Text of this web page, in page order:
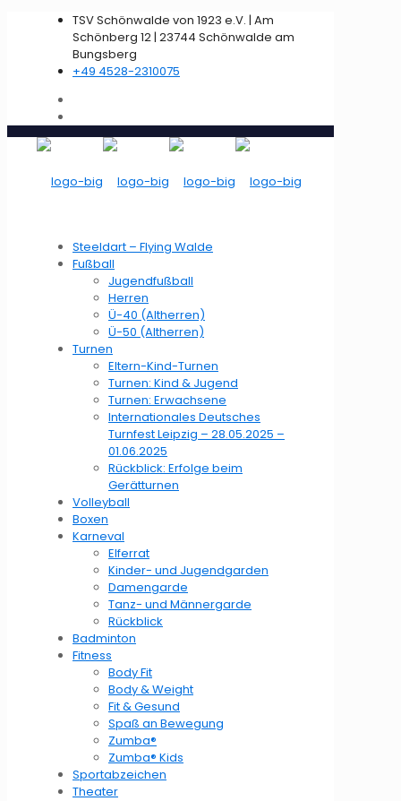
TSV Schönwalde von 1923 e.V. | Am
Schönberg 12 | 23744 Schönwalde am
Bungsberg
+49 4528-2310075
Steeldart – Flying Walde
Fußball
Jugendfußball
Herren
Ü-40 (Altherren)
Ü-50 (Altherren)
Turnen
Eltern-Kind-Turnen
Turnen: Kind & Jugend
Turnen: Erwachsene
Internationales Deutsches
Turnfest Leipzig – 28.05.2025 –
01.06.2025
Rückblick: Erfolge beim
Gerätturnen
Volleyball
Boxen
Karneval
Elferrat
Kinder- und Jugendgarden
Damengarde
Tanz- und Männergarde
Rückblick
Badminton
Fitness
Body Fit
Body & Weight
Fit & Gesund
Spaß an Bewegung
Zumba®
Zumba® Kids
Sportabzeichen
Theater